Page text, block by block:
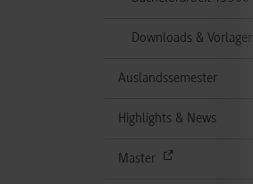
Downloads & Vorlagen
Auslandssemester
Highlights & News
Master